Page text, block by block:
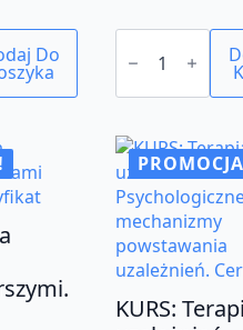
Do
ilość
EBOOK:
Psychologia
karmiczna.
KURS: